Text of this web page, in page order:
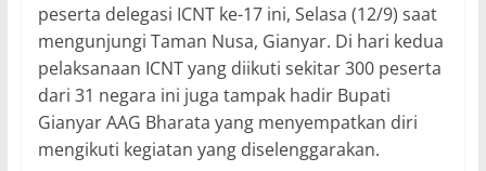
peserta delegasi ICNT ke-17 ini, Selasa (12/9) saat
mengunjungi Taman Nusa, Gianyar. Di hari kedua
pelaksanaan ICNT yang diikuti sekitar 300 peserta
dari 31 negara ini juga tampak hadir Bupati
Gianyar AAG Bharata yang menyempatkan diri
mengikuti kegiatan yang diselenggarakan.